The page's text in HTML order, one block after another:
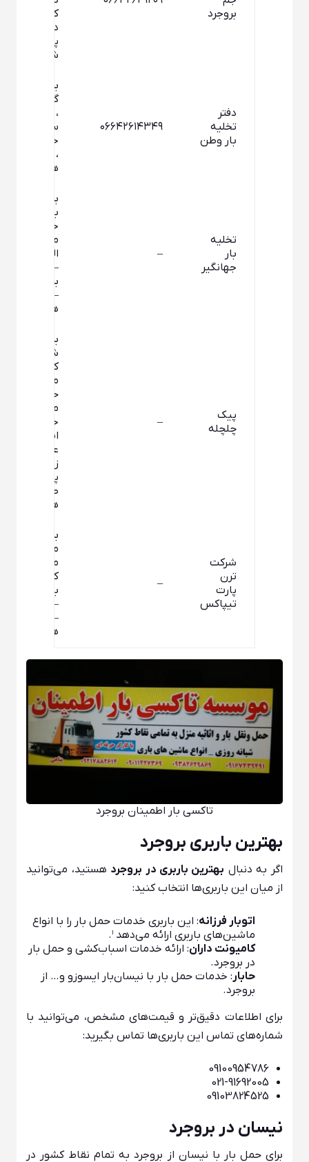
بروجرد
كشاورزي
داخل
پاركينگ
شركت نفت
دفتر
تخلیه
بار وطن
۰۶۶۴۲۶۱۴۳۴۹
بروجرد ،
گوشه گاپله
، خیابان
سبزیان ،
خیابان بهار
، طبقه
همکف
تخلیه
بار
جهانگیر
–
بروجرد –
بلوارامام
خمینی –
میدان آیت
اله بروجردی
– بزرگراه
بروجرد اراک
– طبقه
همکف
پیک
چلچله
–
بروجرد –
شریعتی –
کوچه شهید
محمد
حسین
متقیان –
خیابان
استاد
عبدالحسین
زرین کوب –
طبقه
همکف
شرکت
ترن
پارت
تیپاکس
–
بروجرد –
میدان
معلم –
کوچه بهار –
بلوار مدرس
– طبقه
همکف
تاکسی بار اطمینان بروجرد
بهترین باربری بروجرد
اگر به دنبال بهترین باربری در بروجرد هستید، می‌توانید
از میان این باربری‌ها انتخاب کنید:
اتوبار فرزانه: این باربری خدمات حمل بار را با انواع
ماشین‌های باربری ارائه می‌دهد ¹.
کامیونت داران: ارائه خدمات اسباب‌کشی و حمل بار
در بروجرد.
حابار : خدمات حمل بار با نیسان‌بار ایسوزو و… از
بروجرد.
برای اطلاعات دقیق‌تر و قیمت‌های مشخص، می‌توانید با
شماره‌های تماس این باربری‌ها تماس بگیرید:
09100954786
021-91692005
09103824525
نیسان در بروجرد
برای حمل بار با نیسان از بروجرد به تمام نقاط کشور در